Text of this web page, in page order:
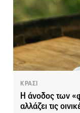
ΚΡΑΣΙ
Η άνοδος των
αλλάζει τις